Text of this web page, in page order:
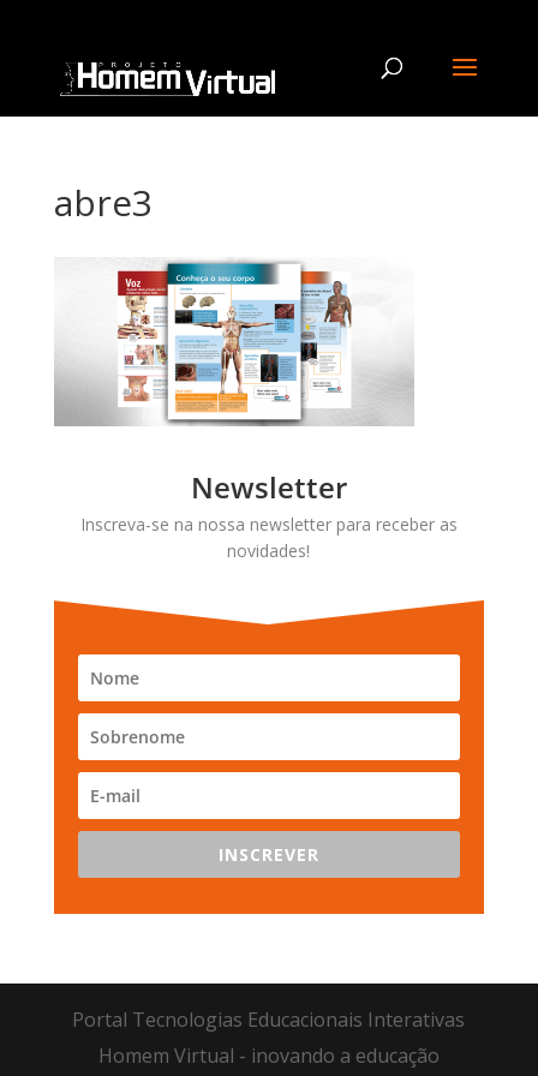
abre3
Newsletter
Inscreva-se na nossa newsletter para receber as
novidades!
INSCREVER
Portal Tecnologias Educacionais Interativas
Homem Virtual - inovando a educação